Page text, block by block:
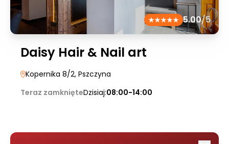
5.00/5
Daisy Hair & Nail art
Kopernika 8/2, Pszczyna
Teraz zamknięteDzisiaj:08:00-14:00